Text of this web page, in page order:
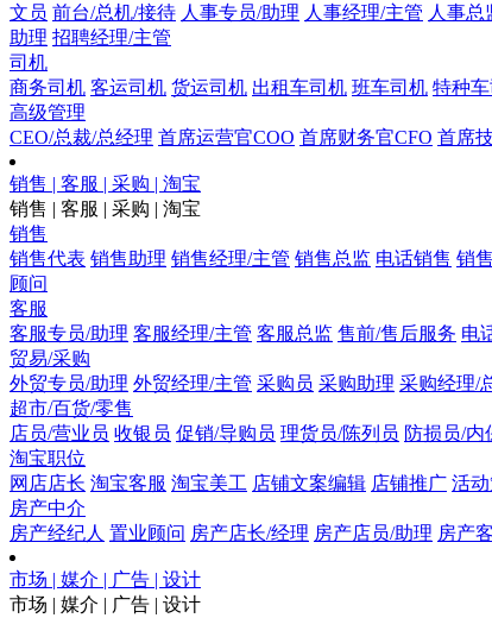
文员 前台/总机/接待 人事专员/助理 人事经理/主管 人事总
助理 招聘经理/主管
司机
商务司机 客运司机 货运司机 出租车司机 班车司机 特种
高级管理
CEO/总裁/总经理 首席运营官COO 首席财务官CFO 首席
销售 | 客服 | 采购 | 淘宝
销售 | 客服 | 采购 | 淘宝
销售
销售代表 销售助理 销售经理/主管 销售总监 电话销售 销
顾问
客服
客服专员/助理 客服经理/主管 客服总监 售前/售后服务 电
贸易/采购
外贸专员/助理 外贸经理/主管 采购员 采购助理 采购经理/
超市/百货/零售
店员/营业员 收银员 促销/导购员 理货员/陈列员 防损员/内
淘宝职位
网店店长 淘宝客服 淘宝美工 店铺文案编辑 店铺推广 活动
房产中介
房产经纪人 置业顾问 房产店长/经理 房产店员/助理 房产
市场 | 媒介 | 广告 | 设计
市场 | 媒介 | 广告 | 设计